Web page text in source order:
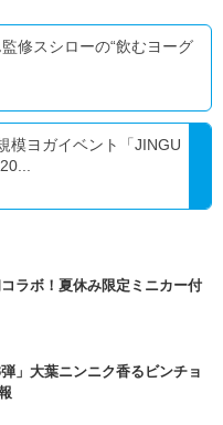
修スシローの“飲むヨーグ
模ヨガイベント「JINGU
ラボ！夏休み限定ミニカー付
」大葉ニンニク香るビンチョ